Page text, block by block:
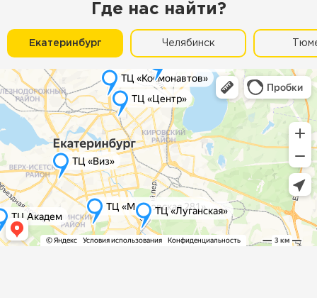
Где нас найти?
Екатеринбург Челябинск